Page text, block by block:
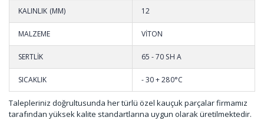
KALINLIK (MM) 12
MALZEME VİTON
SERTLİK 65 - 70 SH A
SICAKLIK - 30 + 280°C
Talepleriniz doğrultusunda her türlü özel kauçuk parçalar firmamız
tarafından yüksek kalite standartlarına uygun olarak üretilmektedir.